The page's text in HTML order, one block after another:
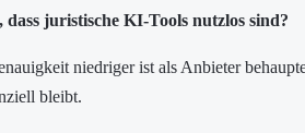
juristische KI-Tools nutzlos sind?
niedriger ist als Anbieter
bleibt.